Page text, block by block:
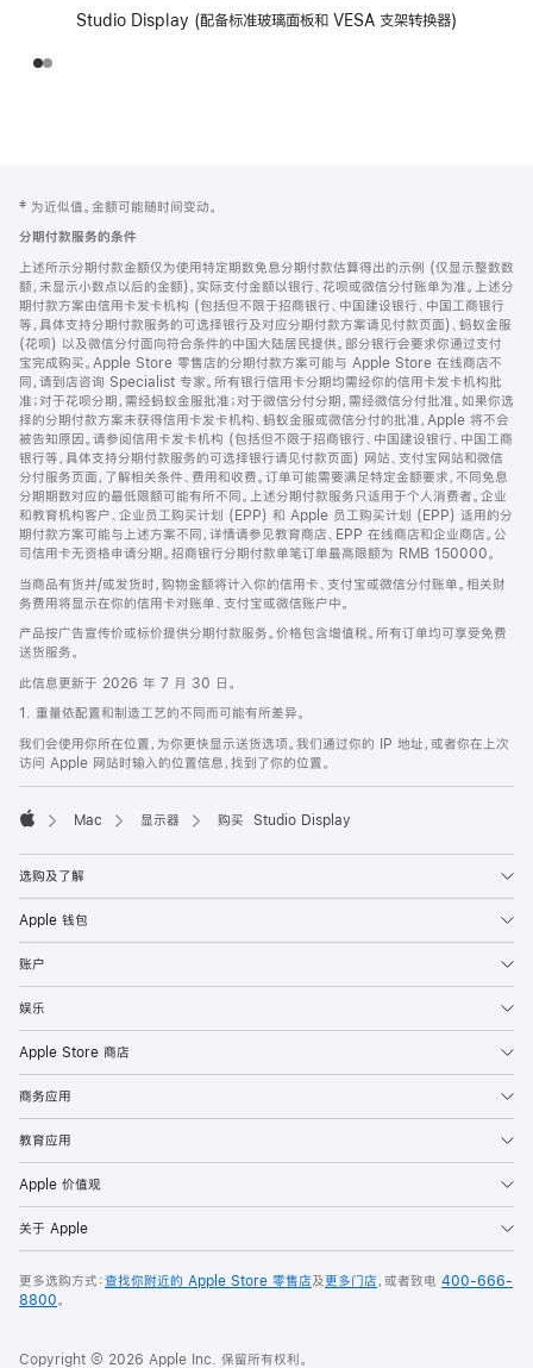
Studio Display (配备标准玻璃面板和 VESA 支架转换器)
页
页
脚
注
‡ 为近似值。金额可能随时间变动。
分期付款服务的条件
上述所示分期付款金额仅为使用特定期数免息分期付款估算得出的示例 (仅显示整数数
额，未显示小数点以后的金额)，实际支付金额以银行、花呗或微信分付账单为准。上述分
期付款方案由信用卡发卡机构 (包括但不限于招商银行、中国建设银行、中国工商银行
等，具体支持分期付款服务的可选择银行及对应分期付款方案请见付款页面)、蚂蚁金服
(花呗) 以及微信分付面向符合条件的中国大陆居民提供。部分银行会要求你通过支付
宝完成购买。Apple Store 零售店的分期付款方案可能与 Apple Store 在线商店不
同，请到店咨询 Specialist 专家。所有银行信用卡分期均需经你的信用卡发卡机构批
准；对于花呗分期，需经蚂蚁金服批准；对于微信分付分期，需经微信分付批准。如果你选
择的分期付款方案未获得信用卡发卡机构、蚂蚁金服或微信分付的批准，Apple 将不会
被告知原因。请参阅信用卡发卡机构 (包括但不限于招商银行、中国建设银行、中国工商
银行等，具体支持分期付款服务的可选择银行请见付款页面) 网站、支付宝网站和微信
分付服务页面，了解相关条件、费用和收费。订单可能需要满足特定金额要求，不同免息
分期期数对应的最低限额可能有所不同。上述分期付款服务只适用于个人消费者。企业
和教育机构客户、企业员工购买计划 (EPP) 和 Apple 员工购买计划 (EPP) 适用的分
期付款方案可能与上述方案不同，详情请参见教育商店、EPP 在线商店和企业商店。公
司信用卡无资格申请分期。招商银行分期付款单笔订单最高限额为 RMB 150000。
当商品有货并/或发货时，购物金额将计入你的信用卡、支付宝或微信分付账单。相关财
务费用将显示在你的信用卡对账单、支付宝或微信账户中。
产品按广告宣传价或标价提供分期付款服务。价格包含增值税。所有订单均可享受免费
送货服务。
此信息更新于 2026 年 7 月 30 日。
1. 重量依配置和制造工艺的不同而可能有所差异。
我们会使用你所在位置，为你更快显示送货选项。我们通过你的 IP 地址，或者你在上次
访问 Apple 网站时输入的位置信息，找到了你的位置。
Mac 显示器 购买 Studio Display
选购及了解
Apple 钱包
账户
娱乐
Apple Store 商店
商务应用
教育应用
Apple 价值观
关于 Apple
更多选购方式：查找你附近的 Apple Store 零售店及更多门店，或者致电 400-666-
8800。
Copyright © 2026 Apple Inc. 保留所有权利。